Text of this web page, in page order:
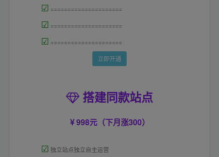
☑ =====================
☑ =====================
☑ =====================
立即开通
搭建同款站点
998元（下月涨300）
☑ 独立站点独立自主运营